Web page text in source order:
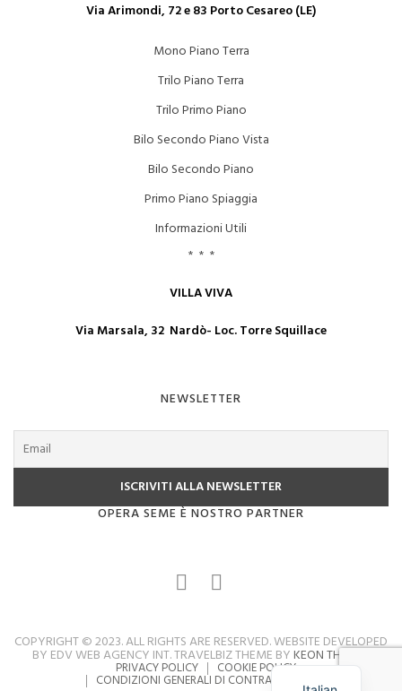
Via Arimondi, 72 e 83 Porto Cesareo (LE)
Mono Piano Terra
Trilo Piano Terra
Trilo Primo Piano
Bilo Secondo Piano Vista
Bilo Secondo Piano
Primo Piano Spiaggia
Informazioni Utili
* * *
VILLA VIVA
Via Marsala, 32 Nardò- Loc. Torre Squillace
NEWSLETTER
OPERA SEME È NOSTRO PARTNER
COPYRIGHT © 2023. ALL RIGHTS ARE RESERVED. WEBSITE DEVELOPED
BY EDV WEB AGENCY INT. TRAVELBIZ THEME BYKEON THEMES
PRIVACY POLICY COOKIE POLICY
CONDIZIONI GENERALI DI CONTRATTO FAQ